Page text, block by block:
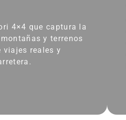
4×4 que captura la
y terrenos
viajes reales y